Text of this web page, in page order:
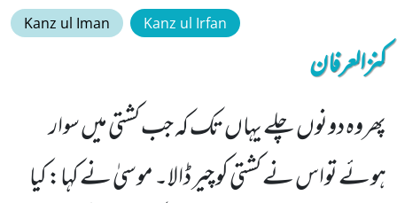
Kanz ul Iman Kanz ul Irfan
کنزالعرفان
پھروہ دونوں چلے یہاں تک کہ جب کشتی میں سوار
ہوئے تواس نے کشتی کو چیر ڈالا۔ موسیٰ نے کہا: کیا